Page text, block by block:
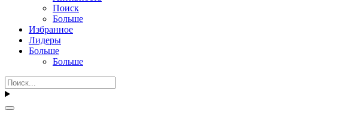
Поиск
Больше
Избранное
Лидеры
Больше
Больше